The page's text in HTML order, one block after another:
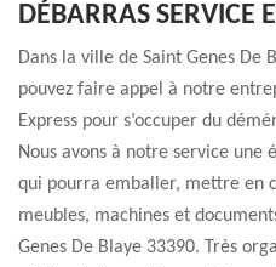
DÉBARRAS SERVICE
Dans la ville de Saint Genes De
pouvez faire appel à notre
Express pour s’occuper du
Nous avons à notre service
qui pourra emballer, mettre en
meubles, machines et
Genes De Blaye 33390. Très